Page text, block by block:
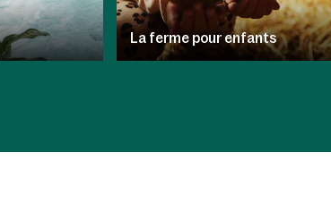
La ferme pour enfants